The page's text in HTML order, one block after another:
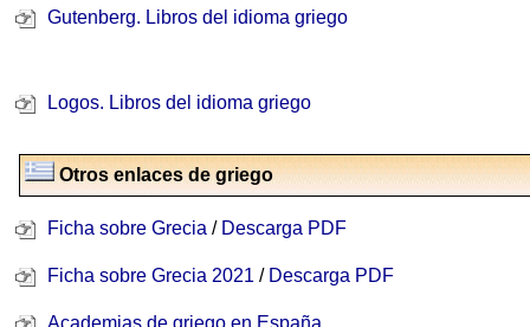
Gutenberg. Libros del idioma griego
Logos. Libros del idioma griego
Otros enlaces de griego
Ficha sobre Grecia / Descarga PDF
Ficha sobre Grecia 2021 / Descarga PDF
Academias de griego en España